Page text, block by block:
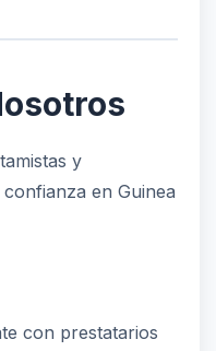
y
en Guinea
con prestatarios